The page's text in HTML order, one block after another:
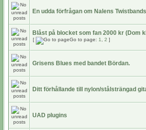
En udda förfrågan om Nalens
Blåst på blocket som fan 2000 kr (Dom
[ Go to page: 1 2 ]
Grisens Blues med bandet Bördan.
Ditt förhållande till nylon/stålsträngad
UAD plugins